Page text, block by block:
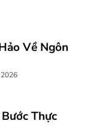
Về Ngôn
Thực